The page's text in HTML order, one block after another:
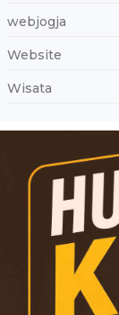
webjogja
Website
Wisata